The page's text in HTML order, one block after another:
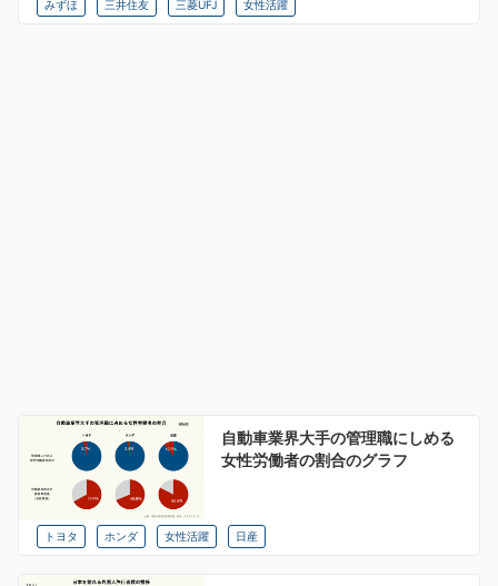
みずほ 三井住友 三菱UFJ 女性活躍
自動車業界大手の管理職にしめる
女性労働者の割合のグラフ
トヨタ ホンダ 女性活躍 日産